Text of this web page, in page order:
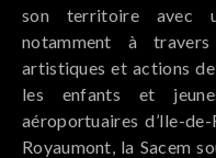
son territoire avec
notamment à travers
artistiques et actions
les enfants et
aéroportuaires d’Ile-
Royaumont, la Sacem